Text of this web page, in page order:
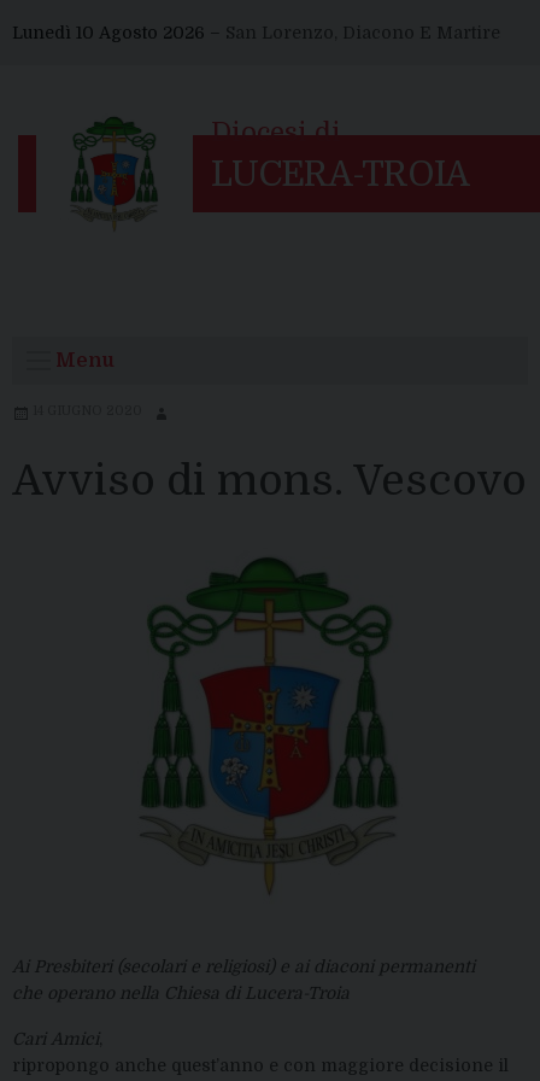
toLunedì 10 Agosto 2026 – San Lorenzo, Diacono E Martire
Menu
Avviso di mons. Vescovo
Ai Presbiteri (secolari e religiosi) e ai diaconi permanenti
che operano nella Chiesa di Lucera-Troia
Cari Amici,
ripropongo anche quest’anno e con maggiore decisione il